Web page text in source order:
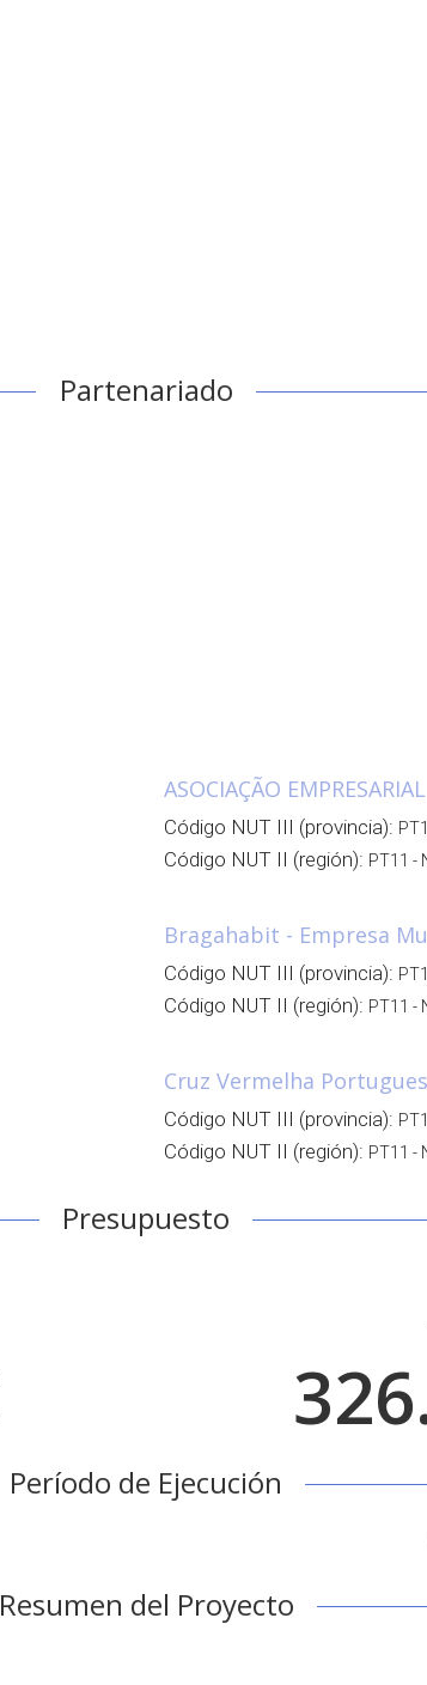
Partenariado
ASOCIAÇÃO
Código NUT III (provincia):
Código NUT II (región): PT11 -
Bragahabit - Empresa
Código NUT III (provincia):
Código NUT II (región): PT11 -
Cruz Vermelha
Código NUT III (provincia):
Código NUT II (región): PT11 -
Presupuesto
Período de Ejecución
Resumen del Proyecto